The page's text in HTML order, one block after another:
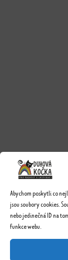
Abychom poskytli co
jsou soubory cookies.
nebo jedinečná ID na
funkce webu.